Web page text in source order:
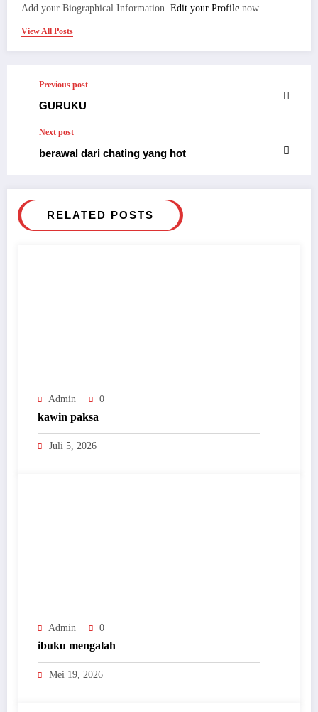
Add your Biographical Information. Edit your Profile now.
View All Posts
Previous post
GURUKU
Next post
berawal dari chating yang hot
RELATED POSTS
Admin 0
kawin paksa
Juli 5, 2026
Admin 0
ibuku mengalah
Mei 19, 2026